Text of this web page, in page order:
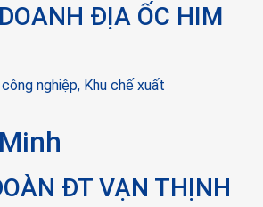
ĐỊA ỐC HIM
nghiệp, Khu chế xuất
ĐT VẠN THỊNH